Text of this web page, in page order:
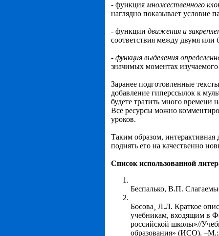
- функция множественного
наглядно показывает условие
- функции движения и
соответствия между двумя или
- функция выделения
значимых моментах
Заранее подготовленные
добавление гиперссылок к
будете тратить много времени
Все ресурсы можно
уроков.
Таким образом,
поднять его на качественно
Список использованной
Беспалько, В.П.
Босова¸ Л.Л. Краткое
учебникам, входящим в
российской школы»//
образования» (ИСО).